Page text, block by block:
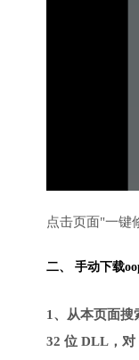
点击页面"一键
二、 手动下载
1、从本页面搜
32 位 DLL，对